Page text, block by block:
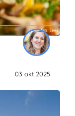
03 okt 2025